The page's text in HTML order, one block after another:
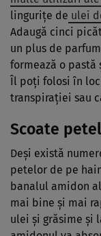
linguriţe de ulei
Adaugă cinci
un plus de
formează o pastă
Îl poţi folosi în
transpiraţiei sau
Scoate
Deşi există
petelor de pe
banalul amidon
mai bine şi mai
ulei şi grăsime şi